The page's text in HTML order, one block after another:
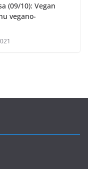
(09/10): Vegan
vegano-